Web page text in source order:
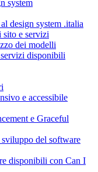
system
design system .italia
sito e servizi
dei modelli
disponibili
e accessibile
e Graceful
del software
disponibili con Can I